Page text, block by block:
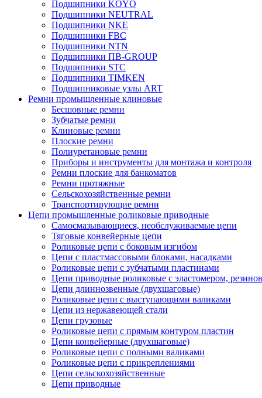
Подшипники KOYO
Подшипники NEUTRAL
Подшипники NKE
Подшипники FBC
Подшипники NTN
Подшипники ПВ-GROUP
Подшипники STC
Подшипники TIMKEN
Подшипниковые узлы ART
Ремни промышленные клиновые
Бесшовные ремни
Зубчатые ремни
Клиновые ремни
Плоские ремни
Полиуретановые ремни
Приборы и инструменты для монтажа и контроля
Ремни плоские для банкоматов
Ремни протяжные
Сельскохозяйственные ремни
Транспортирующие ремни
Цепи промышленные роликовые приводные
Самосмазывающиеся, необслуживаемые цепи
Тяговые конвейерные цепи
Роликовые цепи с боковым изгибом
Цепи с пластмассовыми блоками, насадками
Роликовые цепи с зубчатыми пластинами
Цепи приводные роликовые с эластомером,
Цепи длиннозвенные (двухшаговые)
Роликовые цепи с выступающими валиками
Цепи из нержавеющей стали
Цепи грузовые
Роликовые цепи с прямым контуром пластин
Цепи конвейерные (двухшаговые)
Роликовые цепи с полными валиками
Роликовые цепи с прикреплениями
Цепи сельскохозяйственные
Цепи приводные